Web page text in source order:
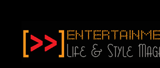
springenBase.de